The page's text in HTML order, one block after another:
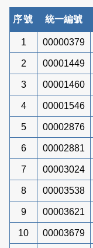
序號 統一編號
1 00000379
2 00001449
3 00001460
4 00001546
5 00002876
6 00002881
7 00003024
8 00003538
9 00003621
10 00003679